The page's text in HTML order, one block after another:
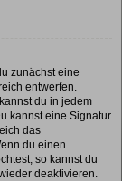
zunächst eine
entwerfen.
du in jedem
kannst eine Signatur
das
du einen
so kannst du
deaktivieren.